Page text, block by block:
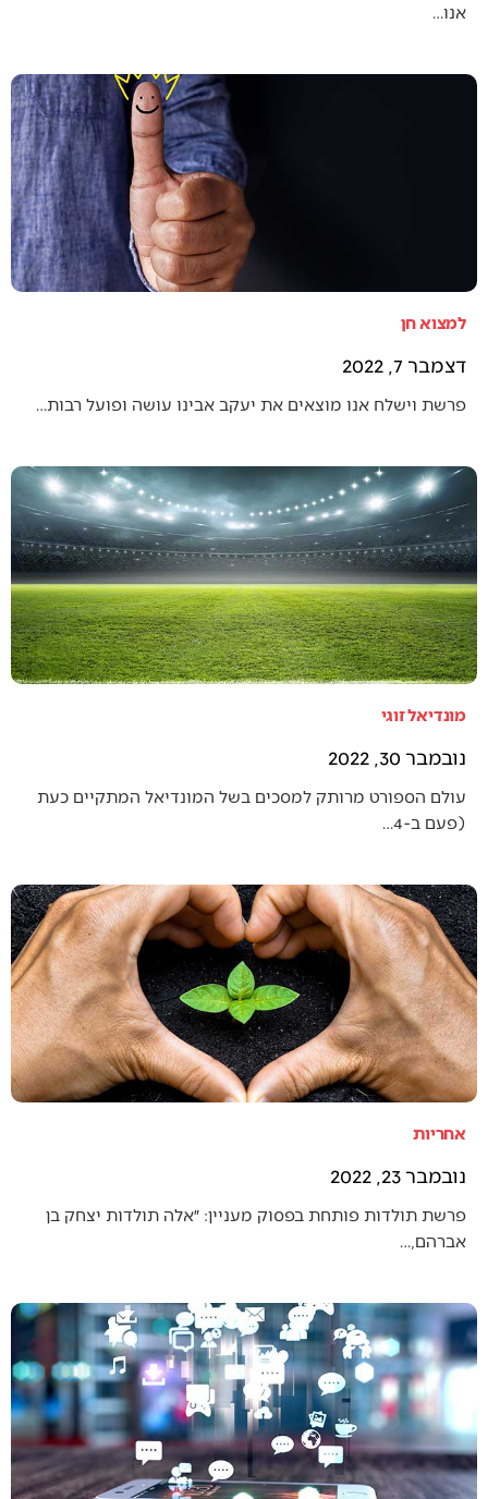
אנו…
למצוא חן
דצמבר 7, 2022
פרשת וישלח אנו מוצאים את יעקב אבינו עושה ופועל רבות…
מונדיאל זוגי
נובמבר 30, 2022
עולם הספורט מרותק למסכים בשל המונדיאל המתקיים כעת
(פעם ב-4…
אחריות
נובמבר 23, 2022
פרשת תולדות פותחת בפסוק מעניין: ״אלה תולדות יצחק בן
אברהם,…